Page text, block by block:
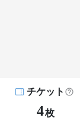
チケット
4枚